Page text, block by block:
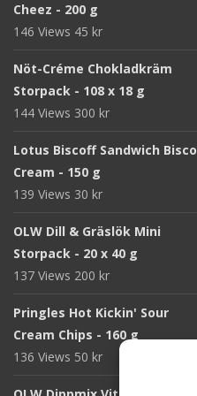
Cheez - 200 g
146 Views 45 kr
Nöt-Créme Chokladkräm
Storpack - 108 x 18 g
144 Views 300 kr
Lotus Biscoff Sandwich
Cream - 150 g
139 Views 30 kr
OLW Dill & Gräslök Mini
Storpack - 20 x 40 g
137 Views 200 kr
Pringles Hot Kickin' Sour
Cream Chips - 160 g
136 Views 50 kr